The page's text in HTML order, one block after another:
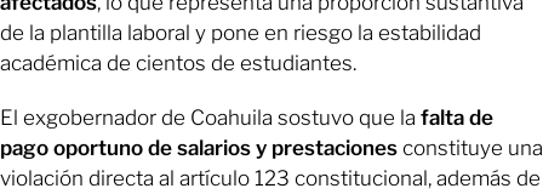
de la plantilla laboral y pone en riesgo la estabilidad
académica de cientos de estudiantes.
El exgobernador de Coahuila sostuvo que la falta de
pago oportuno de salarios y prestaciones constituye una
violación directa al artículo 123 constitucional, además de